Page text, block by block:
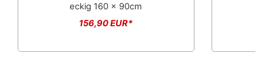
eckig 160 x 90cm
156,90 EUR*